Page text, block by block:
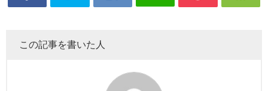
この記事を書いた人